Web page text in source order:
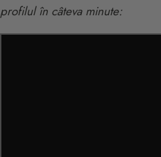
profilul în câteva minute: